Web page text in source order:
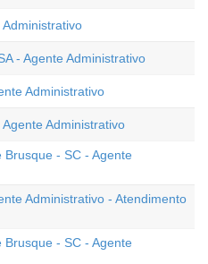
- Agente Administrativo
Administrativo
Administrativo
- SC - Agente
Administrativo - Atendimento
- SC - Agente